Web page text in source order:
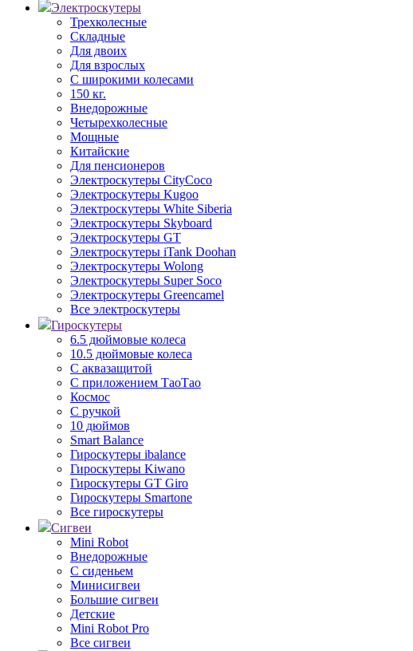
Электроскутеры
Трехколесные
Складные
Для двоих
Для взрослых
С широкими колесами
150 кг.
Внедорожные
Четырехколесные
Мощные
Китайские
Для пенсионеров
Электроскутеры CityCoco
Электроскутеры Kugoo
Электроскутеры White Siberia
Электроскутеры Skyboard
Электроскутеры GT
Электроскутеры iTank Doohan
Электроскутеры Wolong
Электроскутеры Super Soco
Электроскутеры Greencamel
Все электроскутеры
Гироскутеры
6.5 дюймовые колеса
10.5 дюймовые колеса
С аквазащитой
С приложением ТаоТао
Космос
С ручкой
10 дюймов
Smart Balance
Гироскутеры ibalance
Гироскутеры Kiwano
Гироскутеры GT Giro
Гироскутеры Smartone
Все гироскутеры
Сигвеи
Mini Robot
Внедорожные
С сиденьем
Минисигвеи
Большие сигвеи
Детские
Mini Robot Pro
Все сигвеи